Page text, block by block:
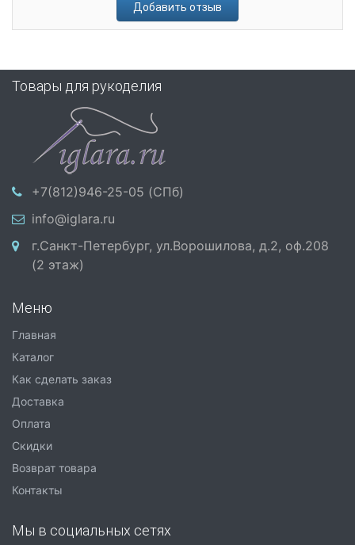
Добавить отзыв
Товары для рукоделия
+7(812)946-25-05 (СПб)
info@iglara.ru
г.Санкт-Петербург, ул.Ворошилова, д.2, оф.208
(2 этаж)
Меню
Главная
Каталог
Как сделать заказ
Доставка
Оплата
Скидки
Возврат товара
Контакты
Мы в социальных сетях